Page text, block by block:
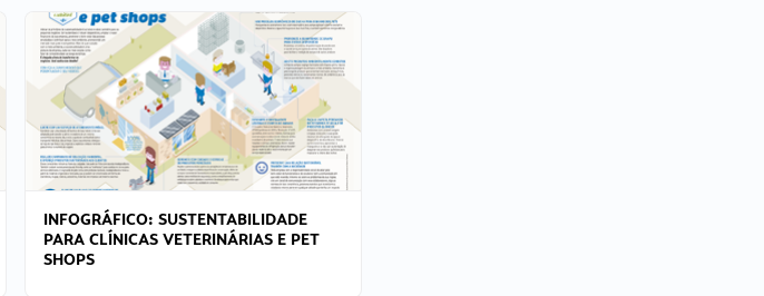
INFOGRÁFICO: SUSTENTABILIDADE
PARA CLÍNICAS VETERINÁRIAS E PET
SHOPS